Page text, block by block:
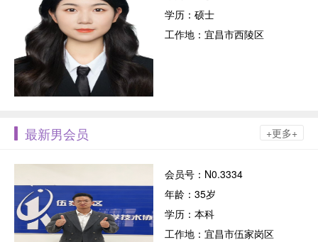
学历：硕士
工作地：宜昌市西陵区
最新男会员 +更多+
会员号：N0.3334
年龄：35岁
学历：本科
工作地：宜昌市伍家岗区